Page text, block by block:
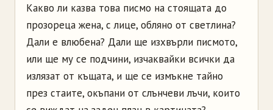
Какво ли казва това писмо на стоящата до
прозореца жена, с лице, обляно от светлина?
Дали е влюбена? Дали ще изхвърли писмото,
или ще му се подчини, изчаквайки всички да
излязат от къщата, и ще се измъкне тайно
през стаите, окъпани от слънчеви лъчи, които